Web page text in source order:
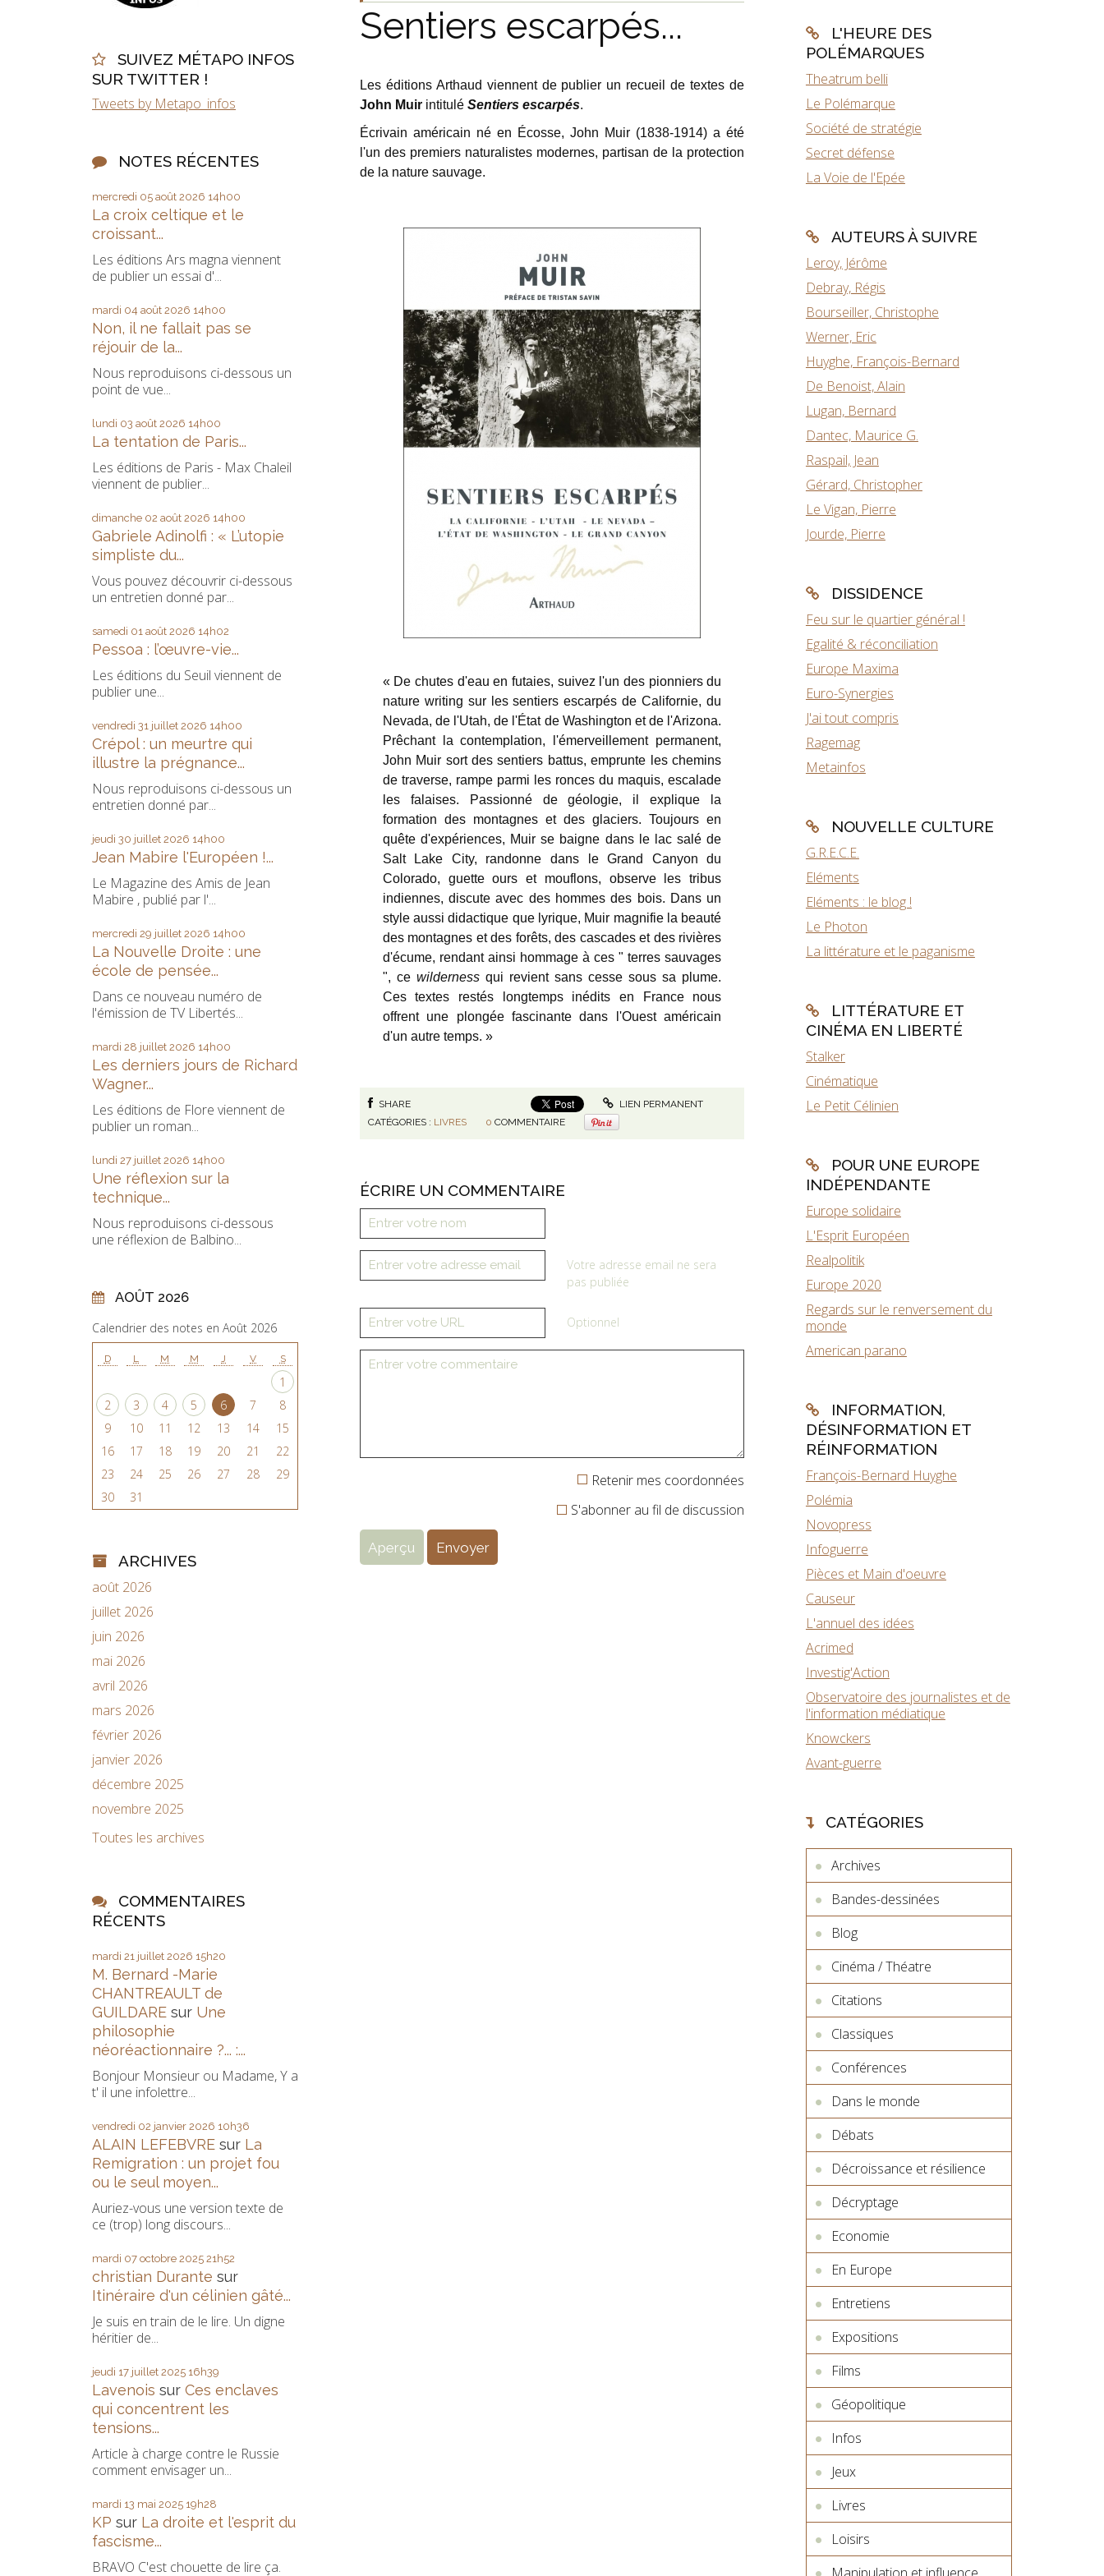
SUIVEZ MÉTAPO INFOS
SUR TWITTER !
Tweets by Metapo_infos
NOTES RÉCENTES
mercredi 05 août 2026 14h00
La croix celtique et le
croissant...
Les éditions Ars magna viennent
de publier un essai d'...
mardi 04 août 2026 14h00
Non, il ne fallait pas se
réjouir de la...
Nous reproduisons ci-dessous un
point de vue...
lundi 03 août 2026 14h00
La tentation de Paris...
Les éditions de Paris - Max Chaleil
viennent de publier...
dimanche 02 août 2026 14h00
Gabriele Adinolfi : « L’utopie
simpliste du...
Vous pouvez découvrir ci-dessous
un entretien donné par...
samedi 01 août 2026 14h02
Pessoa : l’œuvre-vie...
Les éditions du Seuil viennent de
publier une...
vendredi 31 juillet 2026 14h00
Crépol : un meurtre qui
illustre la prégnance...
Nous reproduisons ci-dessous un
entretien donné par...
jeudi 30 juillet 2026 14h00
Jean Mabire l'Européen !...
Le Magazine des Amis de Jean
Mabire , publié par l'...
mercredi 29 juillet 2026 14h00
La Nouvelle Droite : une
école de pensée...
Dans ce nouveau numéro de
l'émission de TV Libertés...
mardi 28 juillet 2026 14h00
Les derniers jours de Richard
Wagner...
Les éditions de Flore viennent de
publier un roman...
lundi 27 juillet 2026 14h00
Une réflexion sur la
technique...
Nous reproduisons ci-dessous
une réflexion de Balbino...
AOÛT 2026
Calendrier des notes en Août 2026
D L M M J V S
1
2
3 4 5 6 7
8
9
10 11 12 13 14
15
16
17 18 19 20 21
22
23
24 25 26 27 28
29
30
31
ARCHIVES
août 2026
juillet 2026
juin 2026
mai 2026
avril 2026
mars 2026
février 2026
janvier 2026
décembre 2025
novembre 2025
Toutes les archives
COMMENTAIRES
RÉCENTS
mardi 21 juillet 2026 15h20
M. Bernard -Marie
CHANTREAULT de
GUILDARE sur Une
philosophie
néoréactionnaire ?... :...
Bonjour Monsieur ou Madame, Y a
t' il une infolettre...
vendredi 02 janvier 2026 10h36
ALAIN LEFEBVRE sur La
Remigration : un projet fou
ou le seul moyen...
Auriez-vous une version texte de
ce (trop) long discours...
mardi 07 octobre 2025 21h52
christian Durante sur
Itinéraire d'un célinien gâté...
Je suis en train de le lire. Un digne
héritier de...
jeudi 17 juillet 2025 16h39
Lavenois sur Ces enclaves
qui concentrent les
tensions...
Article à charge contre le Russie
comment envisager un...
mardi 13 mai 2025 19h28
KP sur La droite et l'esprit du
fascisme...
BRAVO C'est chouette de lire ça.
Sentiers escarpés...
Les éditions Arthaud viennent de publier un recueil de textes de
John Muirintitulé Sentiers escarpés.
Écrivain américain né en Écosse, John Muir (1838-1914) a été
l'un des premiers naturalistes modernes, partisan de la protection
de la nature sauvage.
« De chutes d'eau en futaies, suivez l'un des pionniers du
nature writing sur les sentiers escarpés de Californie, du
Nevada, de l'Utah, de l'État de Washington et de l'Arizona.
Prêchant la contemplation, l'émerveillement permanent,
John Muir sort des sentiers battus, emprunte les chemins
de traverse, rampe parmi les ronces du maquis, escalade
les falaises. Passionné de géologie, il explique la
formation des montagnes et des glaciers. Toujours en
quête d'expériences, Muir se baigne dans le lac salé de
Salt Lake City, randonne dans le Grand Canyon du
Colorado, guette ours et mouflons, observe les tribus
indiennes, discute avec des hommes des bois. Dans un
style aussi didactique que lyrique, Muir magnifie la beauté
des montagnes et des forêts, des cascades et des rivières
d'écume, rendant ainsi hommage à ces " terres sauvages
", ce wildernessqui revient sans cesse sous sa plume.
Ces textes restés longtemps inédits en France nous
offrent une plongée fascinante dans l'Ouest américain
d'un autre temps. »
SHARE
LIEN PERMANENT
CATÉGORIES : LIVRES 0 COMMENTAIRE
ÉCRIRE UN COMMENTAIRE
Votre adresse email ne sera
pas publiée
Optionnel
Retenir mes coordonnées
S'abonner au fil de discussion
L'HEURE DES
POLÉMARQUES
Theatrum belli
Le Polémarque
Société de stratégie
Secret défense
La Voie de l'Epée
AUTEURS À SUIVRE
Leroy, Jérôme
Debray, Régis
Bourseiller, Christophe
Werner, Eric
Huyghe, François-Bernard
De Benoist, Alain
Lugan, Bernard
Dantec, Maurice G.
Raspail, Jean
Gérard, Christopher
Le Vigan, Pierre
Jourde, Pierre
DISSIDENCE
Feu sur le quartier général !
Egalité & réconciliation
Europe Maxima
Euro-Synergies
J'ai tout compris
Ragemag
Metainfos
NOUVELLE CULTURE
G.R.E.C.E.
Eléments
Eléments : le blog !
Le Photon
La littérature et le paganisme
LITTÉRATURE ET
CINÉMA EN LIBERTÉ
Stalker
Cinématique
Le Petit Célinien
POUR UNE EUROPE
INDÉPENDANTE
Europe solidaire
L'Esprit Européen
Realpolitik
Europe 2020
Regards sur le renversement du
monde
American parano
INFORMATION,
DÉSINFORMATION ET
RÉINFORMATION
François-Bernard Huyghe
Polémia
Novopress
Infoguerre
Pièces et Main d'oeuvre
Causeur
L'annuel des idées
Acrimed
Investig'Action
Observatoire des journalistes et de
l'information médiatique
Knowckers
Avant-guerre
CATÉGORIES
Archives
Bandes-dessinées
Blog
Cinéma / Théatre
Citations
Classiques
Conférences
Dans le monde
Débats
Décroissance et résilience
Décryptage
Economie
En Europe
Entretiens
Expositions
Films
Géopolitique
Infos
Jeux
Livres
Loisirs